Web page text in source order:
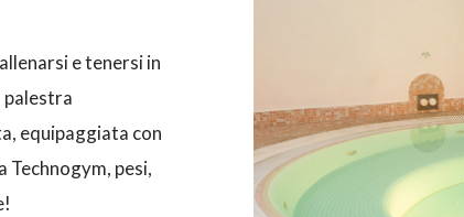
e tenersi in
palestra
equipaggiata con
Technogym, pesi,